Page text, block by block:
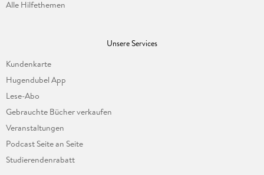
Alle Hilfethemen
Unsere Services
Kundenkarte
Hugendubel App
Lese-Abo
Gebrauchte Bücher verkaufen
Veranstaltungen
Podcast Seite an Seite
Studierendenrabatt